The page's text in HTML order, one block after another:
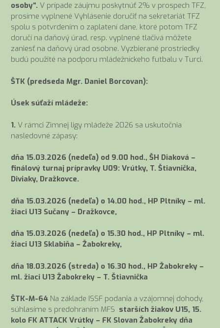
osoby“. V prípade záujmu poskytnúť 2% v prospech TFZ,
prosíme vyplnené Vyhlásenie doručiť na sekretariát TFZ
spolu s potvrdením o zaplatení dane, ktoré potom TFZ
doručí na daňový úrad, resp. vyplnené tlačivá môžete
zaniesť na daňový úrad osobne. Vyzbierané prostriedky
budú použité na podporu mládežníckeho futbalu v Turci.
ŠTK (predseda Mgr. Daniel Borcovan):
Úsek súťaží mládeže:
1. V rámci Zimnej ligy mládeže 2026 sa uskutočnia
nasledovné zápasy:
dňa 15.03.2026 (nedeľa) od 9.00 hod., ŠH Diaková –
finálový turnaj prípravky U09: Vrútky, T. Štiavnička,
Diviaky, Dražkovce.
dňa 15.03.2026 (nedeľa) o 14.00 hod., HP Pltníky – ml.
žiaci U13 Sučany – Dražkovce,
dňa 15.03.2026 (nedeľa) o 15.30 hod., HP Pltníky – ml.
žiaci U13 Sklabiňa – Žabokreky,
dňa 18.03.2026 (streda) o 16.30 hod., HP Žabokreky –
ml. žiaci U13 Žabokreky – T. Štiavnička
ŠTK-M-64 Na základe ISSF podania a vzájomnej dohody,
súhlasíme s predohraním MFS starších žiakov U15, 15.
kolo FK ATTACK Vrútky – FK Slovan Žabokreky dňa